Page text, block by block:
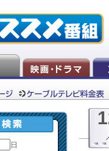
日